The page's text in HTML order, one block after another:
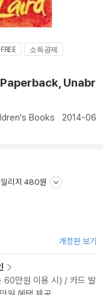
소득공제
Unabr
Books 2014-06
리지 480원
개정판 보기
60만원 이용 시) / 카드 발